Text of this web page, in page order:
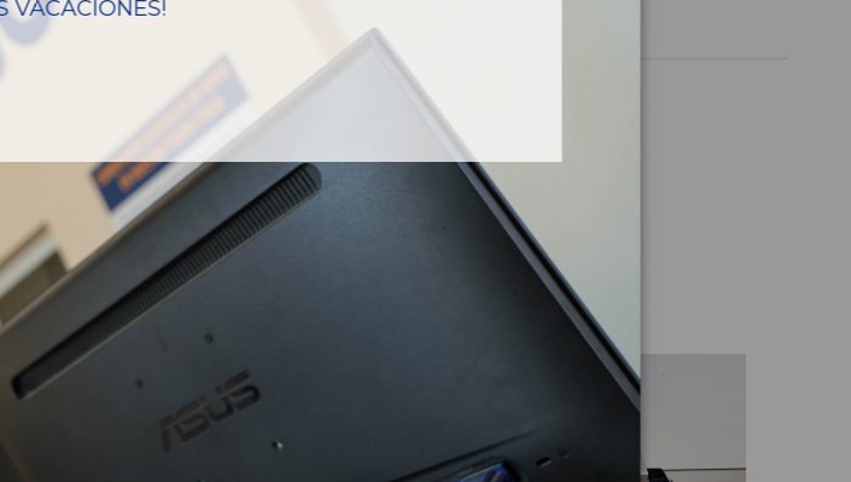
Garantia
del vehículo
VACACIONES!